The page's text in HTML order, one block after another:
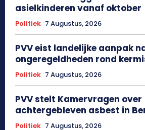
asielkinderen vanaf oktober
Politiek 7 Augustus, 2026
PVV eist landelijke aanpak
ongeregeldheden rond
Politiek 7 Augustus, 2026
PVV stelt Kamervragen over
achtergebleven asbest in
Politiek 7 Augustus, 2026